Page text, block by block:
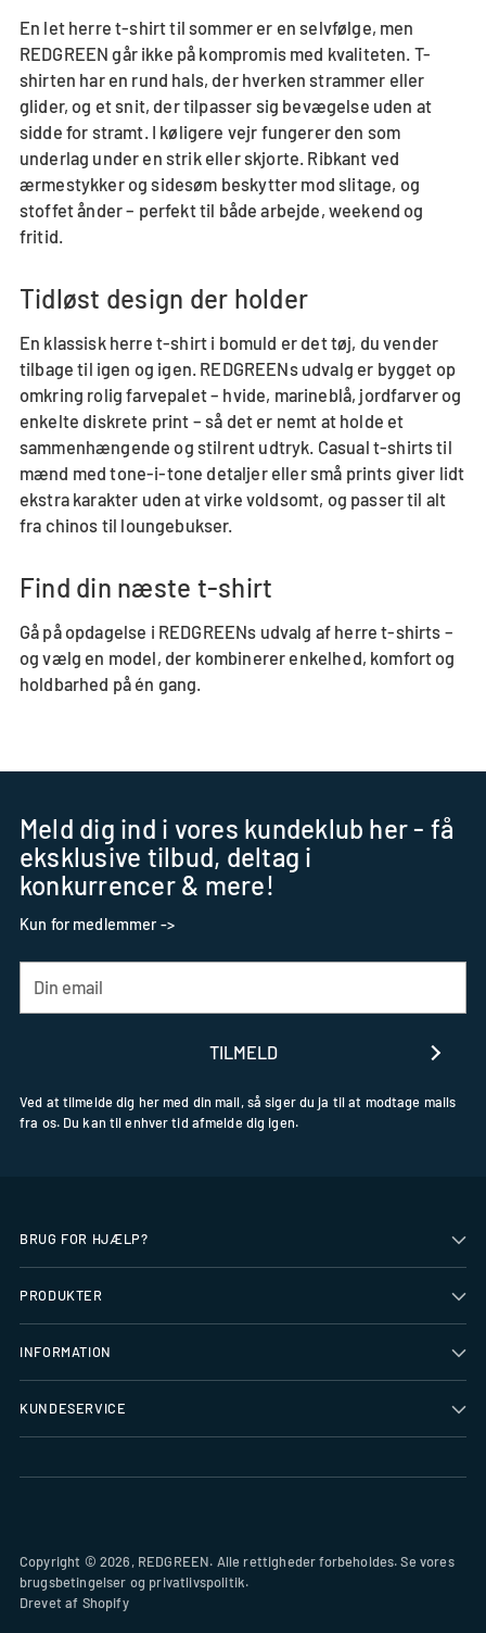
En let herre t-shirt til sommer er en selvfølge, men
REDGREEN går ikke på kompromis med kvaliteten. T-
shirten har en rund hals, der hverken strammer eller
glider, og et snit, der tilpasser sig bevægelse uden at
sidde for stramt. I køligere vejr fungerer den som
underlag under en strik eller skjorte. Ribkant ved
ærmestykker og sidesøm beskytter mod slitage, og
stoffet ånder – perfekt til både arbejde, weekend og
fritid.
Tidløst design der holder
En klassisk herre t-shirt i bomuld er det tøj, du vender
tilbage til igen og igen. REDGREENs udvalg er bygget op
omkring rolig farvepalet – hvide, marineblå, jordfarver og
enkelte diskrete print – så det er nemt at holde et
sammenhængende og stilrent udtryk. Casual t-shirts til
mænd med tone-i-tone detaljer eller små prints giver lidt
ekstra karakter uden at virke voldsomt, og passer til alt
fra chinos til loungebukser.
Find din næste t-shirt
Gå på opdagelse i REDGREENs udvalg af herre t-shirts –
og vælg en model, der kombinerer enkelhed, komfort og
holdbarhed på én gang.
Meld dig ind i vores kundeklub her - få
eksklusive tilbud, deltag i
konkurrencer & mere!
Kun for medlemmer ->
email
TILMELD
Ved at tilmelde dig her med din mail, så siger du ja til at modtage mails
fra os. Du kan til enhver tid afmelde dig igen.
BRUG FOR HJÆLP?
PRODUKTER
INFORMATION
KUNDESERVICE
Copyright © 2026, REDGREEN. Alle rettigheder forbeholdes. Se vores
brugsbetingelser og privatlivspolitik.
Drevet af Shopify